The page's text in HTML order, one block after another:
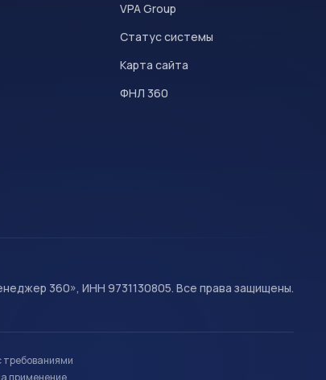
VPA Group
Статус системы
Карта сайта
ФНЛ 360
360», ИНН 9731130805. Все права защищены.
требованиями
применение